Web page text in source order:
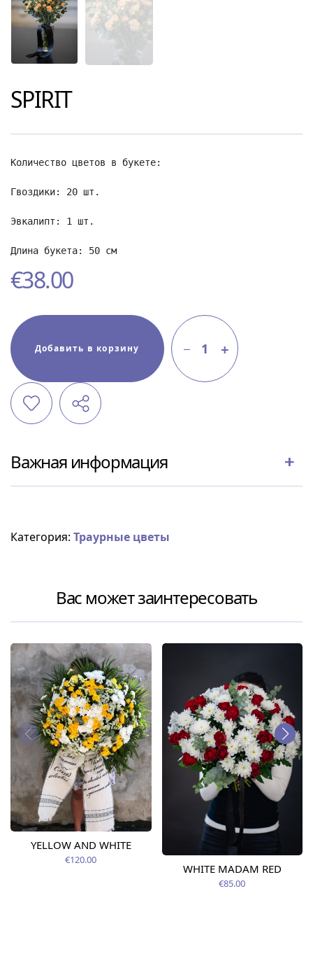
SPIRIT
Количество цветов в букете:
Гвоздики: 20 шт.
Эвкалипт: 1 шт.
Длина букета: 50 см
€38.00
Добавить в корзину 1
Важная информация
Категория: Траурные цветы
Вас может заинтересовать
YELLOW AND WHITE
€120.00
WHITE MADAM RED
€85.00